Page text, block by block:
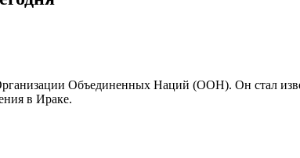
Объединенных Наций (ООН). Он стал
в Ираке.